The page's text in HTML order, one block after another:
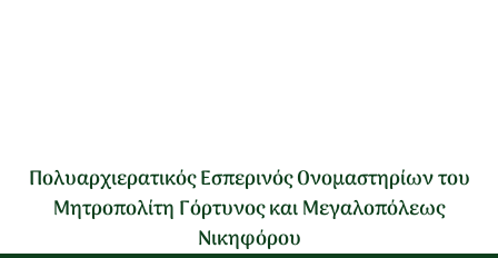
Πολυαρχιερατικός Εσπερινός Ονομαστηρίων του
Μητροπολίτη Γόρτυνος και Μεγαλοπόλεως
Νικηφόρου